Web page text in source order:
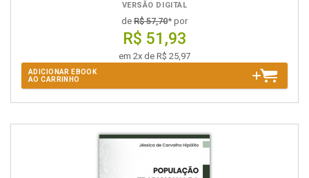
VERSÃO DIGITAL
de R$ 57,70* por
R$ 51,93
em 2x de R$ 25,97
ADICIONAR EBOOK
AO CARRINHO